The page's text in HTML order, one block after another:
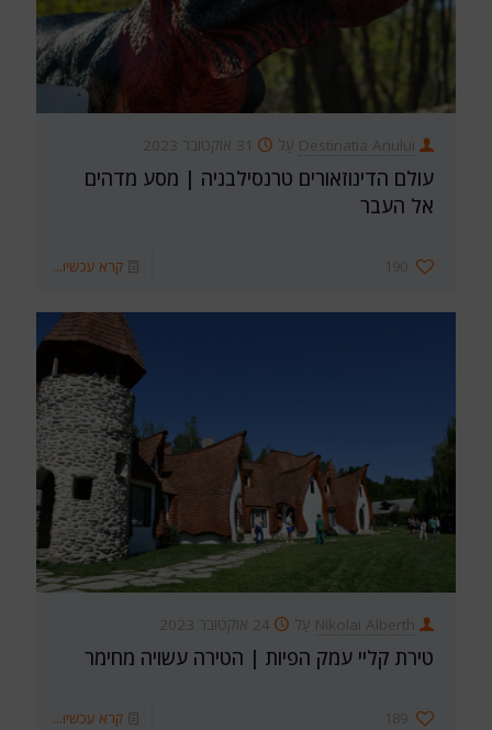
Destinatia Anului עַל 31 אוקטובר 2023
עולם הדינוזאורים טרנסילבניה | מסע מדהים
אל העבר
190 קרא עכשיו...
Nikolai Alberth עַל 24 אוקטובר 2023
טירת קליי עמק הפיות | הטירה עשויה מחימר
189 קרא עכשיו...